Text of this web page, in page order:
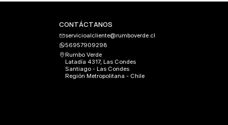
CONTÁCTANOS
servicioalcliente@rumboverde.cl
56957909298
Rumbo Verde
Latadía 4317, Las Condes
Santiago - Las Condes
Región Metropolitana - Chile